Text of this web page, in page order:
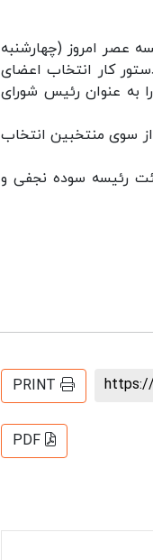
عصر امروز (چهارشنبه
کار انتخاب اعضای
عنوان رئیس شورای
سوی منتخبین انتخاب
رئیسه سوده نجفی و
PRINT
PDF